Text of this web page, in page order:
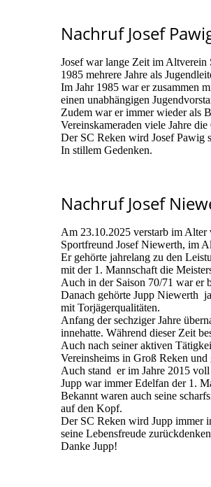
Nachruf Josef
Josef war lange Zeit im Altverein
1985 mehrere Jahre als
Im Jahr 1985 war er zusammen
einen unabhängigen
Zudem war er immer wieder als
Vereinskameraden viele Jahre
Der SC Reken wird Josef Pawig
In stillem Gedenken.
Nachruf Josef
Am 23.10.2025 verstarb im Alter
Sportfreund Josef Niewerth, im
Er gehörte jahrelang zu den
mit der 1. Mannschaft die
Auch in der Saison 70/71 war er
Danach gehörte Jupp Niewerth
mit Torjägerqualitäten.
Anfang der sechziger Jahre
innehatte. Während dieser Zeit
Auch nach seiner aktiven
Vereinsheims in Groß Reken
Auch stand er im Jahre 2015
Jupp war immer Edelfan der 1.
Bekannt waren auch seine
auf den Kopf.
Der SC Reken wird Jupp immer
seine Lebensfreude
Danke Jupp!